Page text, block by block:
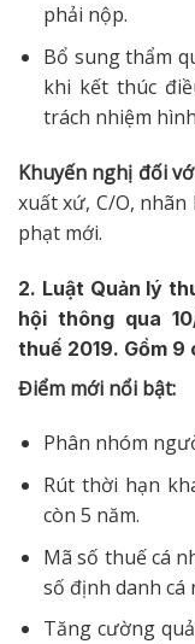
phải nộp.
Bổ sung thẩm
khi kết thúc
trách nhiệm
Khuyến nghị đối
xuất xứ, C/O,
phạt mới.
2. Luật Quản lý
hội thông qua
thuế 2019. Gồm 9
Điểm mới nổi bật:
Phân nhóm
Rút thời hạn
còn 5 năm.
Mã số thuế cá
số định danh cá
Tăng cường